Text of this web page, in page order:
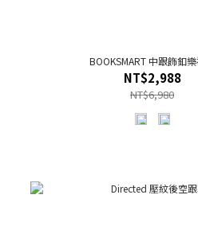
BOOKSMART 中跟飾釦
NT$2,988
NT$6,980